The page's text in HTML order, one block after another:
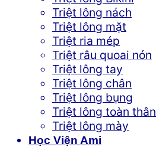
Triệt lông nách
Triệt lông mặt
Triệt ria mép
Triệt râu quoai nón
Triệt lông tay
Triệt lông chân
Triệt lông bụng
Triệt lông toàn thân
Triệt lông mày
Học Viện Ami